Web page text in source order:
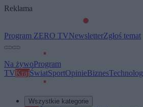
Reklama
Program ZERO TVNewsletterZgłoś temat
Na żywoProgram
TVKrajŚwiatSportOpinieBiznes
Wszystkie kategorie